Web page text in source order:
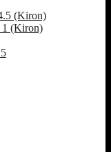
(Kiron)
1 (Kiron)